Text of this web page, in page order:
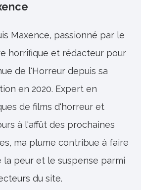
Maxence, passionné par le
horrifique et rédacteur pour
de l'Horreur depuis sa
en 2020. Expert en
de films d'horreur et
à l'affût des prochaines
ma plume contribue à faire
la peur et le suspense parmi
du site.